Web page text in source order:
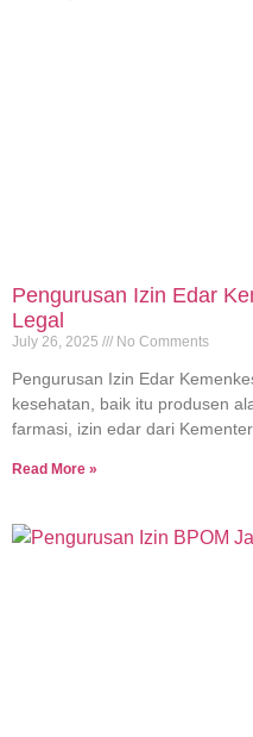
Pengurusan Izin Edar
Legal
July 26, 2025 No Comments
Pengurusan Izin Edar
kesehatan, baik itu produsen
farmasi, izin edar dari
Read More »